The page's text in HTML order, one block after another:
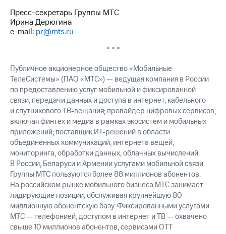
Регистратор
Реквизиты
Контакты
Пресс-секретарь Группы МТС
Ирина Дерюгина
e-mail: pr@mts.ru
* * *
Публичное акционерное общество «Мобильные
ТелеСистемы» (ПАО «МТС») — ведущая компания в России
по предоставлению услуг мобильной и фиксированной
связи, передачи данных и доступа в интернет, кабельного
и спутникового ТВ-вещания; провайдер цифровых сервисов,
включая финтех и медиа в рамках экосистем и мобильных
приложений; поставщик ИТ-решений в области
объединенных коммуникаций, интернета вещей,
мониторинга, обработки данных, облачных вычислений.
В России, Беларуси и Армении услугами мобильной связи
Группы МТС пользуются более 88 миллионов абонентов.
На российском рынке мобильного бизнеса МТС занимает
лидирующие позиции, обслуживая крупнейшую 80-
миллионную абонентскую базу. Фиксированными услугами
МТС — телефонией, доступом в интернет и ТВ — охвачено
свыше 10 миллионов абонентов, сервисами OTT